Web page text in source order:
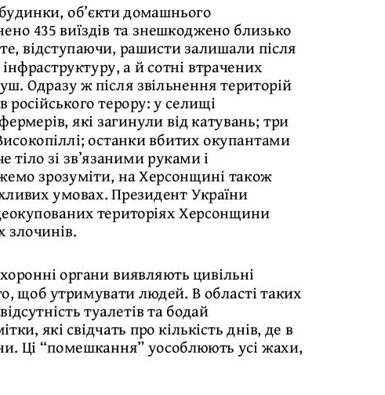
об’єкти домашнього
435 виїздів та знешкоджено близько
відступаючи, рашисти залишали після
а й сотні втрачених
Одразу ж після звільнення територій
терору: у селищі
які загинули від катувань; три
останки вбитих окупантами
зі зв’язаними руками і
зрозуміти, на Херсонщині також
умовах. Президент України
територіях Херсонщини
злочинів.
органи виявляють цивільні
щоб утримувати людей. В області таких
туалетів та бодай
які свідчать про кількість днів, де в
Ці “помешкання” уособлюють усі жахи,